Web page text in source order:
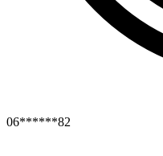
06******82